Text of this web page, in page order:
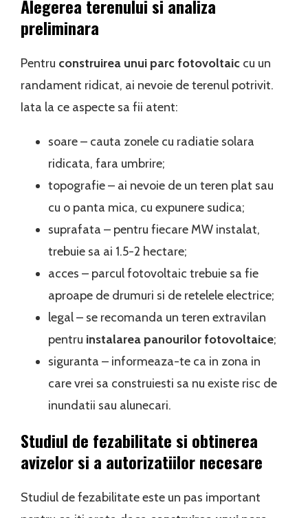
Alegerea terenului si analiza
preliminara
Pentru construirea unui parc fotovoltaiccu un
randament ridicat, ai nevoie de terenul potrivit.
Iata la ce aspecte sa fii atent:
soare – cauta zonele cu radiatie solara
ridicata, fara umbrire;
topografie – ai nevoie de un teren plat sau
cu o panta mica, cu expunere sudica;
suprafata – pentru fiecare MW instalat,
trebuie sa ai 1.5-2 hectare;
acces – parcul fotovoltaic trebuie sa fie
aproape de drumuri si de retelele electrice;
legal – se recomanda un teren extravilan
pentru instalarea panourilor fotovoltaice;
siguranta – informeaza-te ca in zona in
care vrei sa construiesti sa nu existe risc de
inundatii sau alunecari.
Studiul de fezabilitate si obtinerea
avizelor si a autorizatiilor necesare
Studiul de fezabilitate este un pas important